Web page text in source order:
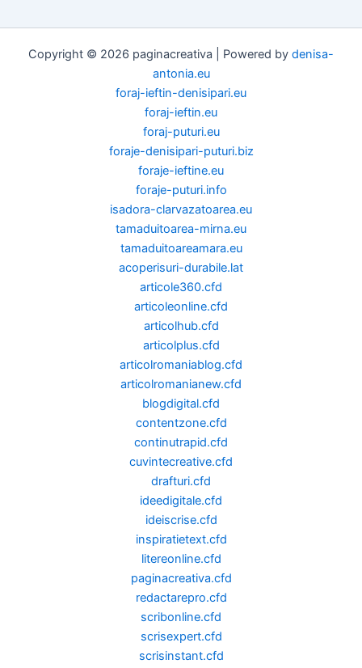
Copyright © 2026 paginacreativa | Powered by denisa-
antonia.eu
foraj-ieftin-denisipari.eu
foraj-ieftin.eu
foraj-puturi.eu
foraje-denisipari-puturi.biz
foraje-ieftine.eu
foraje-puturi.info
isadora-clarvazatoarea.eu
tamaduitoarea-mirna.eu
tamaduitoareamara.eu
acoperisuri-durabile.lat
articole360.cfd
articoleonline.cfd
articolhub.cfd
articolplus.cfd
articolromaniablog.cfd
articolromanianew.cfd
blogdigital.cfd
contentzone.cfd
continutrapid.cfd
cuvintecreative.cfd
drafturi.cfd
ideedigitale.cfd
ideiscrise.cfd
inspiratietext.cfd
litereonline.cfd
paginacreativa.cfd
redactarepro.cfd
scribonline.cfd
scrisexpert.cfd
scrisinstant.cfd